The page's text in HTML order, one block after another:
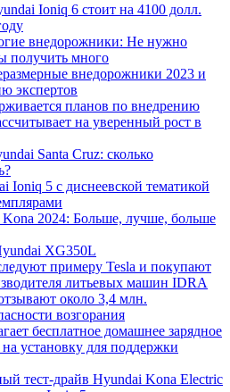
Ioniq 6 стоит на 4100 долл.
внедорожники: Не нужно
получить много
внедорожники 2023 и
экспертов
планов по внедрению
на уверенный рост в
Santa Cruz: сколько
Ioniq 5 с диснеевской тематикой
2024: Больше, лучше, больше
XG350L
примеру Tesla и покупают
литьевых машин IDRA
около 3,4 млн.
возгорания
бесплатное домашнее зарядное
установку для поддержки
тест-драйв Hyundai Kona Electric